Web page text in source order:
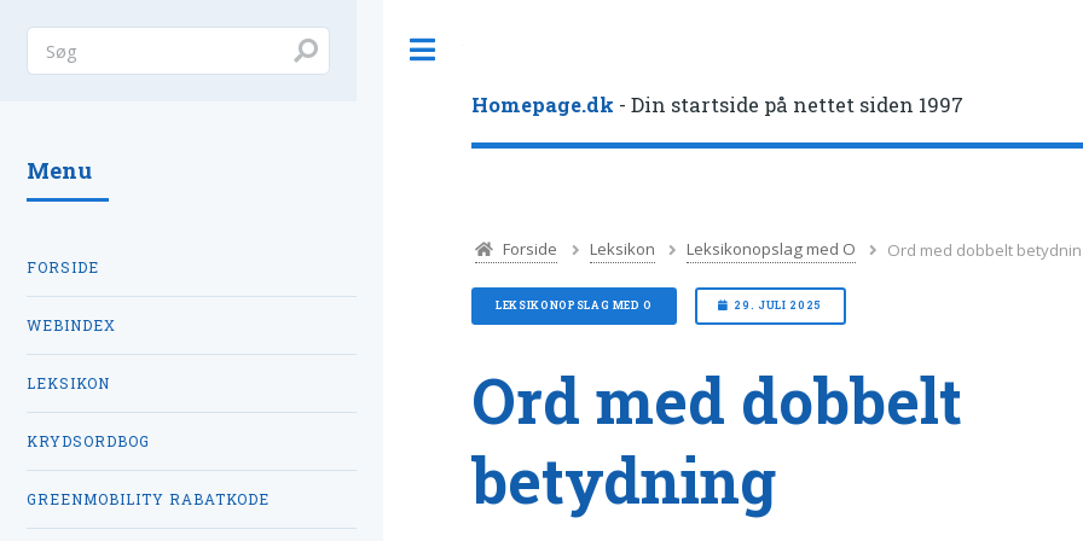
Homepage.dk - Din startside på nettet siden 1997
Forside Leksikon Leksikonopslag med O Ord med dobbelt
LEKSIKONOPSLAG MED O 29. JULI 2025
Ord med dobbelt
betydning
Menu
FORSIDE
WEBINDEX
LEKSIKON
KRYDSORDBOG
GREENMOBILITY RABATKODE